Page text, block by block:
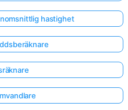
hastighet